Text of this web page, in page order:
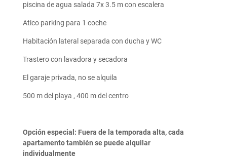
piscina de agua salada 7x 3.5 m con escalera
Atico parking para 1 coche
Habitación lateral separada con ducha y WC
Trastero con lavadora y secadora
El garaje privada, no se alquila
500 m del playa , 400 m del centro
Opción especial: Fuera de la temporada alta, cada
apartamento también se puede alquilar
individualmente